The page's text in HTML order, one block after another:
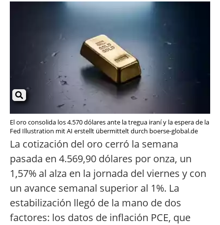
El oro consolida los 4.570 dólares ante la tregua iraní y la espera de la
Fed Illustration mit AI erstellt übermittelt durch boerse-global.de
La cotización del oro cerró la semana
pasada en 4.569,90 dólares por onza, un
1,57% al alza en la jornada del viernes y con
un avance semanal superior al 1%. La
estabilización llegó de la mano de dos
factores: los datos de inflación PCE, que